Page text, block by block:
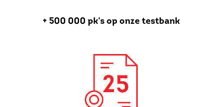
+ 500 000 pk's op onze testbank